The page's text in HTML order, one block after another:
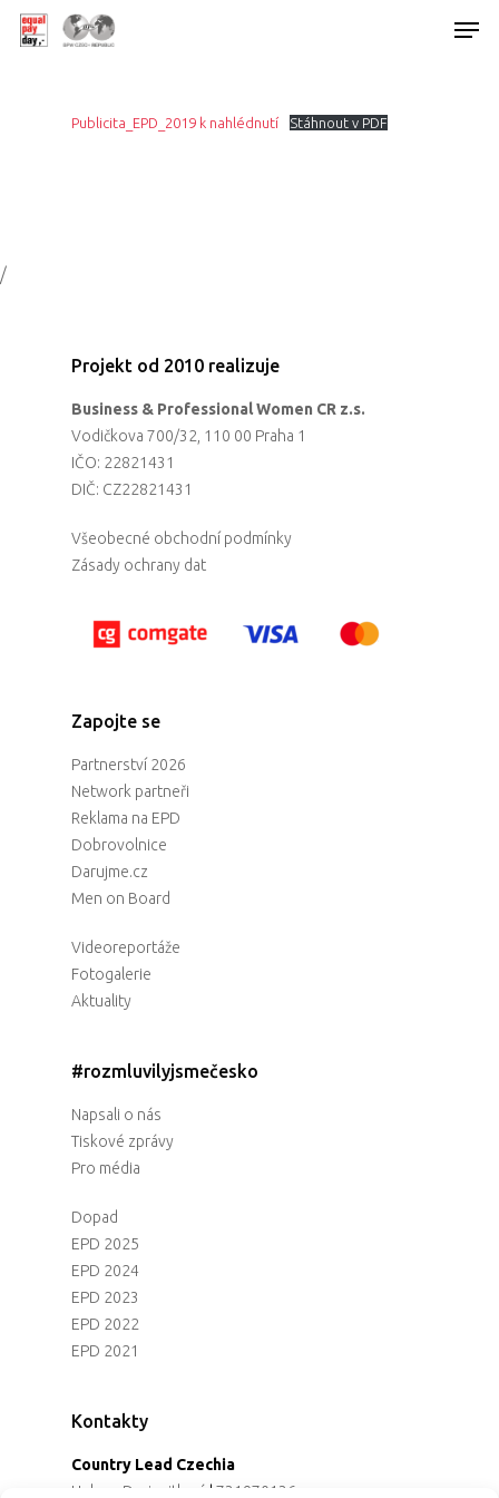
Publicita_EPD_2019 k nahlédnutí Stáhnout v PDF
/
Projekt od 2010 realizuje
Business & Professional Women CR z.s.
Vodičkova 700/32, 110 00 Praha 1
IČO: 22821431
DIČ: CZ22821431
Všeobecné obchodní podmínky
Zásady ochrany dat
Zapojte se
Partnerství 2026
Network partneři
Reklama na EPD
Dobrovolnice
Darujme.cz
Men on Board
Videoreportáže
Fotogalerie
Aktuality
#rozmluvilyjsmečesko
Napsali o nás
Tiskové zprávy
Pro média
Dopad
EPD 2025
EPD 2024
EPD 2023
EPD 2022
EPD 2021
Kontakty
Country Lead Czechia
Helena Dreiseitlová | 731970136